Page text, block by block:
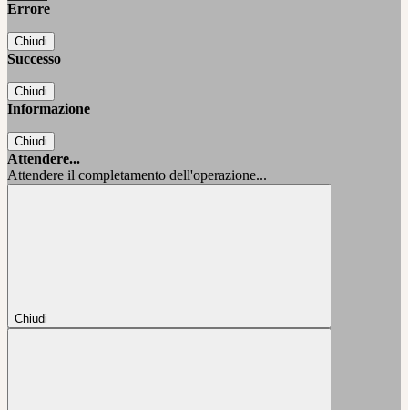
Errore
Chiudi
Successo
Chiudi
Informazione
Chiudi
Attendere...
Attendere il completamento dell'operazione...
Chiudi